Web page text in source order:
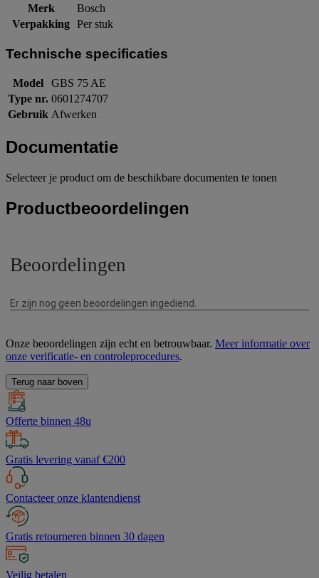
Merk
Bosch
Verpakking Per stuk
Technische specificaties
Model
GBS 75 AE
Type nr. 0601274707
Gebruik Afwerken
Documentatie
Selecteer je product om de beschikbare documenten te tonen
Productbeoordelingen
Onze beoordelingen zijn echt en betrouwbaar. Meer informatie over
onze verificatie- en controleprocedures.
Terug naar boven
Offerte binnen 48u
Gratis levering vanaf €200
Contacteer onze klantendienst
Gratis retourneren binnen 30 dagen
Veilig betalen